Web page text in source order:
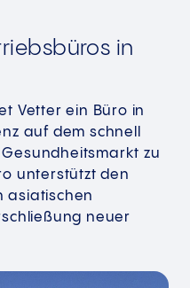
in
Vetter ein Büro in
auf dem schnell
zu
unterstützt den
asiatischen
neuer